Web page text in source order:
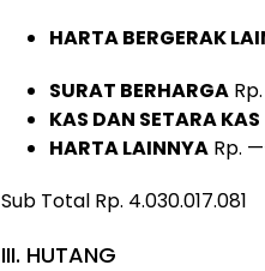
HARTA BERGERAK
SURAT BERHARGA
KAS DAN SETARA KAS
HARTA LAINNYA Rp.
Sub Total Rp. 4.030.017.081
III. HUTANG